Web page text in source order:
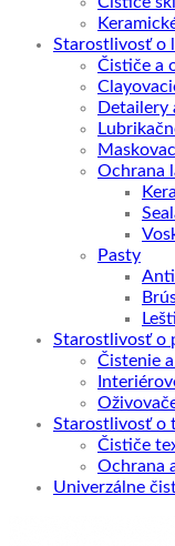
Starostlivosť o
Čističe a
Detailery
Ochrana
Pasty
Starostlivosť o
Čistenie
Starostlivosť o
Čističe
Ochrana
Univerzálne